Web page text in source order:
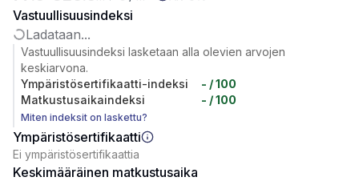
Vastuullisuusindeksi
Ladataan...
Vastuullisuusindeksi lasketaan alla olevien arvojen
keskiarvona.
Ympäristösertifikaatti-indeksi
- / 100
Matkustusaikaindeksi
- / 100
Miten indeksit on laskettu?
Ympäristösertifikaatti
Ei ympäristösertifikaattia
Keskimääräinen matkustusaika